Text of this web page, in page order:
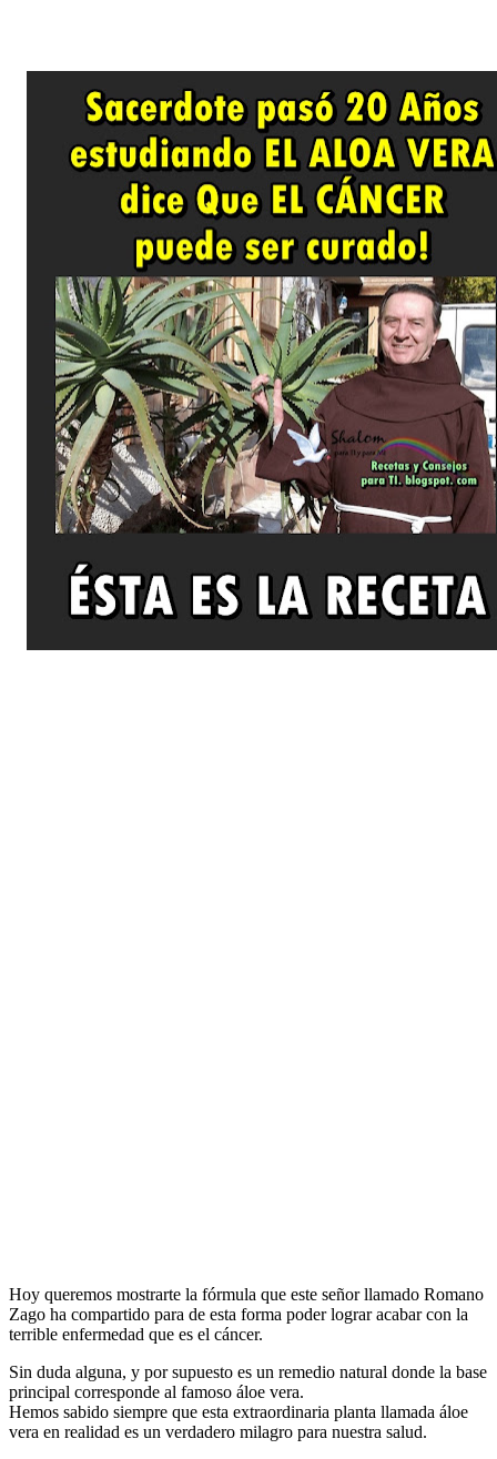
Hoy queremos mostrarte la fórmula que este señor llamado Romano
Zago ha compartido para de esta forma poder lograr acabar con la
terrible enfermedad que es el cáncer.
Sin duda alguna, y por supuesto es un remedio natural donde la base
principal corresponde al famoso áloe vera.
Hemos sabido siempre que esta extraordinaria planta llamada áloe
vera en realidad es un verdadero milagro para nuestra salud.